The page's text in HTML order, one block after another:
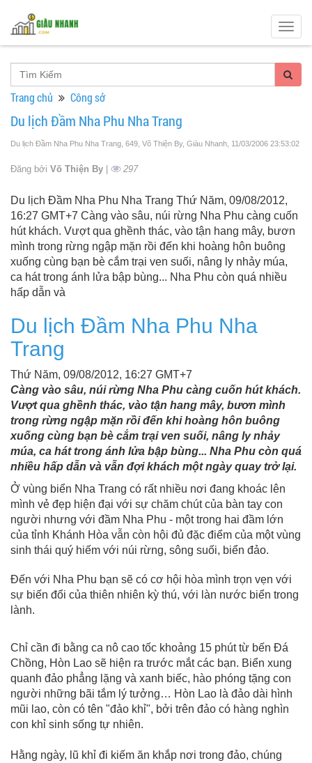
Trang chủ Công sở
Du lịch Đầm Nha Phu Nha Trang
Du lịch Đầm Nha Phu Nha Trang, 649, Võ Thiện By, Giàu Nhanh , 11/03/2006 23:53:02
Đăng bởi Võ Thiện By | 297
Du lịch Đầm Nha Phu Nha Trang Thứ Năm, 09/08/2012,
16:27 GMT+7 Càng vào sâu, núi rừng Nha Phu càng cuốn
hút khách. Vượt qua ghềnh thác, vào tận hang mây, bươn
mình trong rừng ngập mặn rồi đến khi hoàng hôn buông
xuống cùng bạn bè cắm trại ven suối, nâng ly nhảy múa,
ca hát trong ánh lửa bập bùng... Nha Phu còn quá nhiều
hấp dẫn và
Du lịch Đầm Nha Phu Nha
Trang
Thứ Năm, 09/08/2012, 16:27 GMT+7
Càng vào sâu, núi rừng Nha Phu càng cuốn hút khách.
Vượt qua ghềnh thác, vào tận hang mây, bươn mình
trong rừng ngập mặn rồi đến khi hoàng hôn buông
xuống cùng bạn bè cắm trại ven suối, nâng ly nhảy
múa, ca hát trong ánh lửa bập bùng... Nha Phu còn quá
nhiều hấp dẫn và vẫn đợi khách một ngày quay trở lại.
Ở vùng biển Nha Trang có rất nhiều nơi đang khoác lên
mình vẻ đẹp hiện đại với sự chăm chút của bàn tay con
người nhưng với đầm Nha Phu - một trong hai đầm lớn
của tỉnh Khánh Hòa vẫn còn hội đủ đặc điểm của một vùng
sinh thái quý hiếm với núi rừng, sông suối, biển đảo.
Đến với Nha Phu bạn sẽ có cơ hội hòa mình trọn vẹn với
sự biến đổi của thiên nhiên kỳ thú, với làn nước biển trong
lành.
Chỉ cần đi bằng ca nô cao tốc khoảng 15 phút từ bến Đá
Chồng, Hòn Lao sẽ hiện ra trước mắt các bạn. Biển xung
quanh đảo phẳng lặng và xanh biếc, hào phóng tặng con
người những bãi tắm lý tưởng… Hòn Lao là đảo dài hình
mũi lao, còn có tên "đảo khỉ", bởi trên đảo có hàng nghìn
con khỉ sinh sống tự nhiên.
Hằng ngày, lũ khỉ đi kiếm ăn khắp nơi trong đảo, chúng